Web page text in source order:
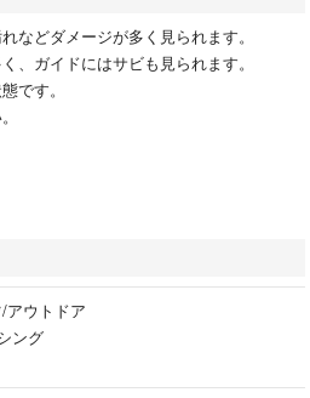
などダメージが多く見られます。
、ガイドにはサビも見られます。
です。
アウトドア
ング